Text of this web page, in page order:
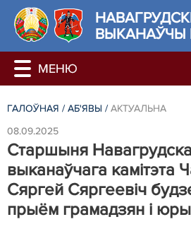
ВЫКАНАЎЧЫ
ГАЛОЎНАЯ / АБ'ЯВЫ / АКТУАЛЬНА
08.09.2025
Старшыня
выканаўчага камітэта
Сяргей Сяргеевіч
прыём грамадзян і